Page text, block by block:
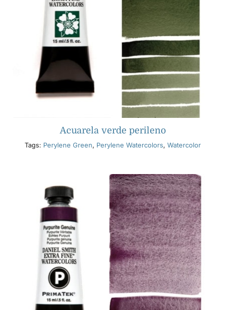
Acuarela verde perileno
Tags: Perylene Green, Perylene Watercolors, Watercolor